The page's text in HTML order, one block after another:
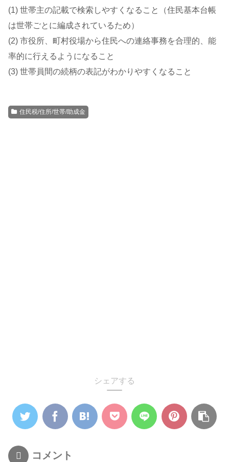
(1) 世帯主の記載で検索しやすくなること（住民基本台帳
は世帯ごとに編成されているため）
(2) 市役所、町村役場から住民への連絡事務を合理的、能
率的に行えるようになること
(3) 世帯員間の続柄の表記がわかりやすくなること
住民税/住所/世帯/助成金
シェアする
コメント